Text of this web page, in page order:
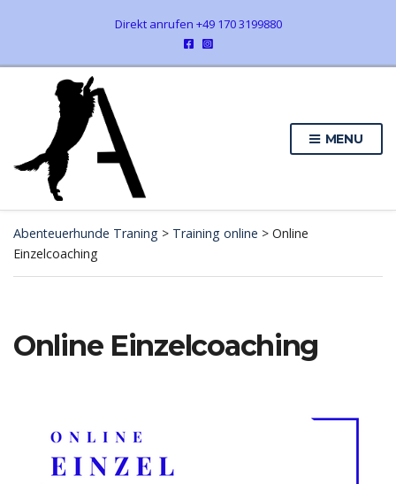
Direkt anrufen +49 170 3199880
MENU
Abenteuerhunde Traning > Training online > Online
Einzelcoaching
Online Einzelcoaching